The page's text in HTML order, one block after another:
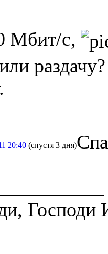
Мбит/с,
20:40 (спустя 3 дня)
Господи